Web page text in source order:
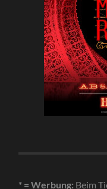
* = Werbung: Beim